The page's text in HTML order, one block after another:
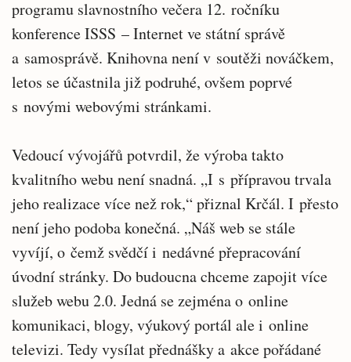
programu slavnostního večera 12. ročníku
konference ISSS – Internet ve státní správě
a samosprávě. Knihovna není v soutěži nováčkem,
letos se účastnila již podruhé, ovšem poprvé
s novými webovými stránkami.
Vedoucí vývojářů potvrdil, že výroba takto
kvalitního webu není snadná. „I s přípravou trvala
jeho realizace více než rok,“ přiznal Krčál. I přesto
není jeho podoba konečná. „Náš web se stále
vyvíjí, o čemž svědčí i nedávné přepracování
úvodní stránky. Do budoucna chceme zapojit více
služeb webu 2.0. Jedná se zejména o online
komunikaci, blogy, výukový portál ale i online
televizi. Tedy vysílat přednášky a akce pořádané